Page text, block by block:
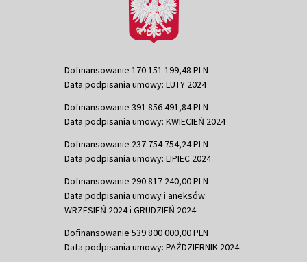
Dofinansowanie 170 151 199,48 PLN
Data podpisania umowy: LUTY 2024
Dofinansowanie 391 856 491,84 PLN
Data podpisania umowy: KWIECIEŃ 2024
Dofinansowanie 237 754 754,24 PLN
Data podpisania umowy: LIPIEC 2024
Dofinansowanie 290 817 240,00 PLN
Data podpisania umowy i aneksów:
WRZESIEŃ 2024 i GRUDZIEŃ 2024
Dofinansowanie 539 800 000,00 PLN
Data podpisania umowy: PAŹDZIERNIK 2024